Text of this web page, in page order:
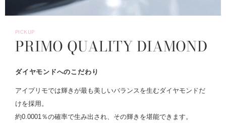
PICKUP
PRIMO QUALITY DIAMOND
ダイヤモンドへのこだわり
アイプリモでは輝きが最も美しいバランスを生むダイヤモンドだ
けを採用。
約0.0001％の確率で生み出され、その輝きを堪能できます。